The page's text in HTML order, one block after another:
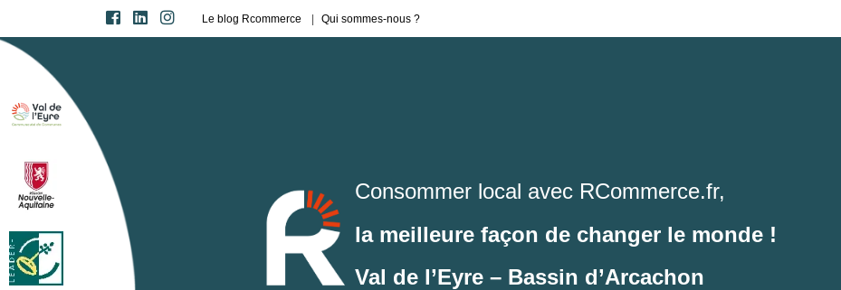
Le blog Rcommerce Qui sommes-nous ?
Consommer local avec RCommerce.fr,
la meilleure façon de changer le monde !
Val de l’Eyre – Bassin d’Arcachon